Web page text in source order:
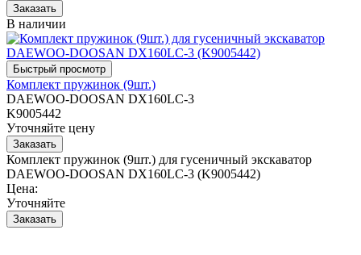
В наличии
Комплект пружинок (9шт.)
DAEWOO-DOOSAN DX160LC-3
K9005442
Уточняйте цену
Комплект пружинок (9шт.) для гусеничный экскаватор
DAEWOO-DOOSAN DX160LC-3 (K9005442)
Цена:
Уточняйте